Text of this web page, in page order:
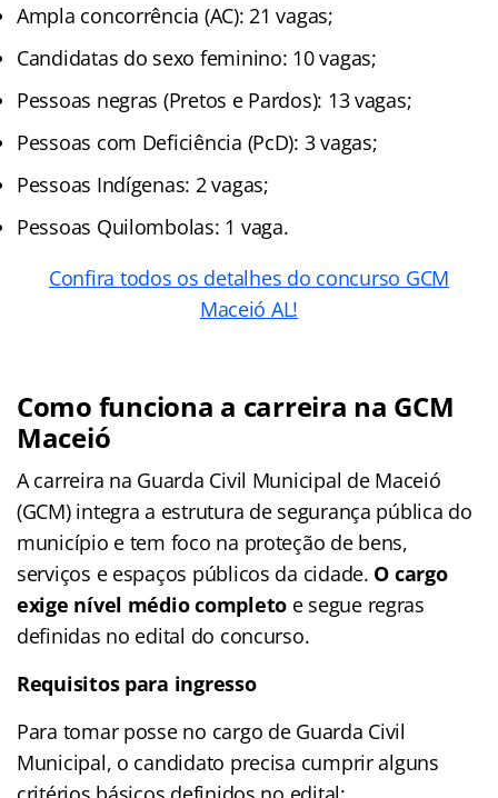
Ampla concorrência (AC): 21 vagas;
Candidatas do sexo feminino: 10 vagas;
Pessoas negras (Pretos e Pardos): 13 vagas;
Pessoas com Deficiência (PcD): 3 vagas;
Pessoas Indígenas: 2 vagas;
Pessoas Quilombolas: 1 vaga.
Confira todos os detalhes do concurso GCM
Maceió AL!
Como funciona a carreira na GCM
Maceió
A carreira na Guarda Civil Municipal de Maceió
(GCM) integra a estrutura de segurança pública do
município e tem foco na proteção de bens,
serviços e espaços públicos da cidade. O cargo
exige nível médio completoe segue regras
definidas no edital do concurso.
Requisitos para ingresso
Para tomar posse no cargo de Guarda Civil
Municipal, o candidato precisa cumprir alguns